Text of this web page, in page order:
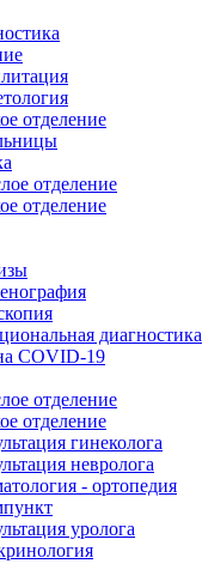
отделение
отделение
отделение
диагностика
COVID-19
отделение
отделение
гинеколога
невролога
- ортопедия
уролога